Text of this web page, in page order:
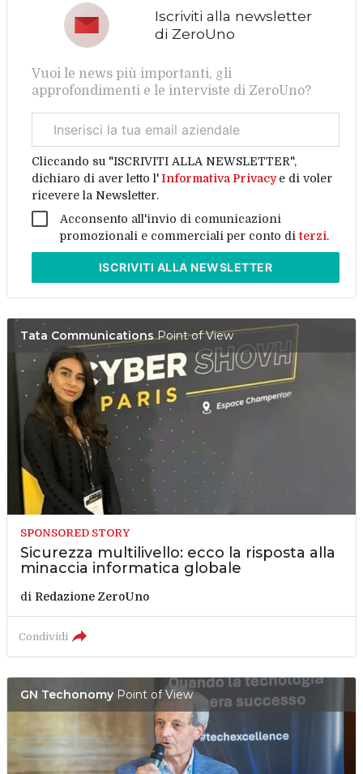
Iscriviti alla newsletter
di ZeroUno
Vuoi le news più importanti, gli
approfondimenti e le interviste di ZeroUno?
aziendale
Cliccando su "ISCRIVITI ALLA NEWSLETTER",
dichiaro di aver letto l'Informativa Privacye di voler
ricevere la Newsletter.
Acconsento all'invio di comunicazioni
promozionali e commerciali per conto diterzi.
ISCRIVITI ALLA NEWSLETTER
Tata CommunicationsPoint of View
SPONSORED STORY
Sicurezza multilivello: ecco la risposta alla
minaccia informatica globale
di Redazione ZeroUno
Condividi
GN TechonomyPoint of View